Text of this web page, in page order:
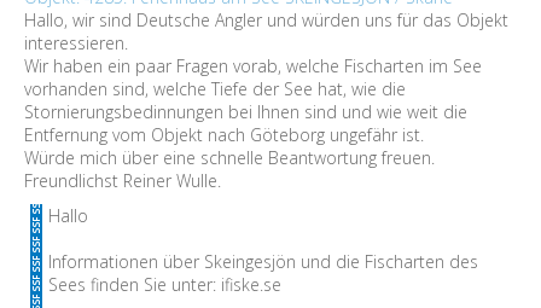
Hallo, wir sind Deutsche Angler und würden uns für das Objekt
interessieren.
Wir haben ein paar Fragen vorab, welche Fischarten im See
vorhanden sind, welche Tiefe der See hat, wie die
Stornierungsbedinnungen bei Ihnen sind und wie weit die
Entfernung vom Objekt nach Göteborg ungefähr ist.
Würde mich über eine schnelle Beantwortung freuen.
Freundlichst Reiner Wulle.
Hallo
Informationen über Skeingesjön und die Fischarten des
Sees finden Sie unter: ifiske.se